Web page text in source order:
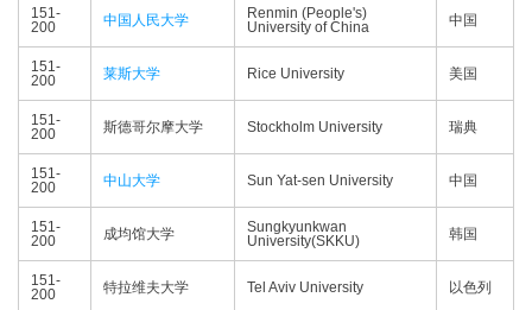
151-
200
中国人民大学
Renmin (People's)
University of China
中国
151-
200
莱斯大学 Rice University 美国
151-
200
斯德哥尔摩大学 Stockholm University 瑞典
151-
200
中山大学 Sun Yat-sen University 中国
151-
200
成均馆大学
Sungkyunkwan
University(SKKU)
韩国
151-
200
特拉维夫大学 Tel Aviv University 以色列